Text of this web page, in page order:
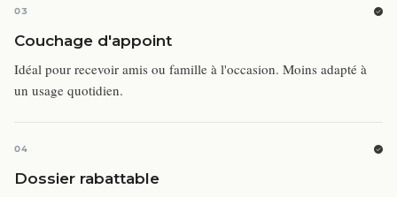
03
Couchage d'appoint
Idéal pour recevoir amis ou famille à l'occasion. Moins adapté à
un usage quotidien.
04
Dossier rabattable